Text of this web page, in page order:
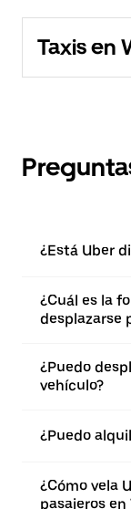
Taxis en
¿Está Uber
¿Cuál es la
desplazarse
¿Puedo
vehículo?
¿Puedo
¿Cómo vela
pasajeros